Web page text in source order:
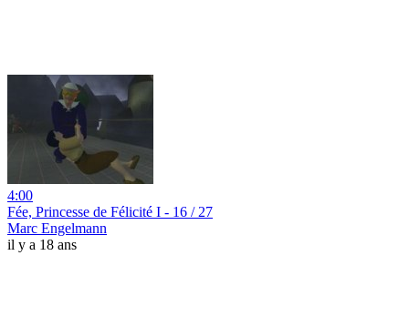
4:00
Fée, Princesse de Félicité I - 16 / 27
Marc Engelmann
il y a 18 ans